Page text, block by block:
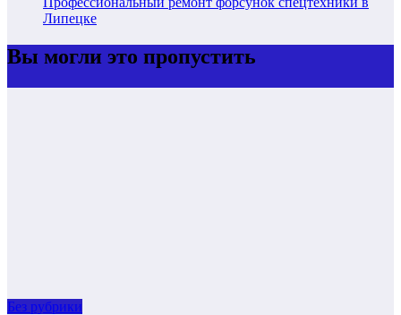
Липецке
Вы могли это пропустить
Без рубрики